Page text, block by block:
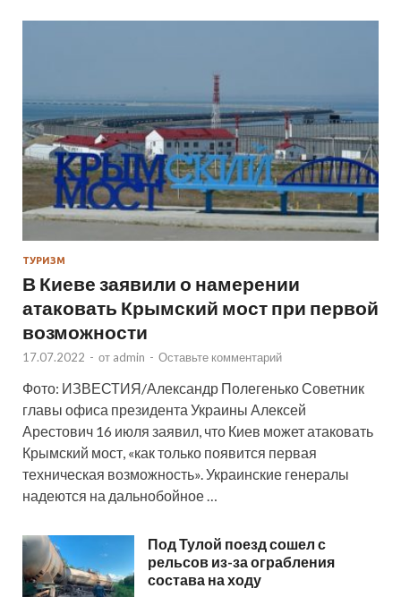
ТУРИЗМ
В Киеве заявили о намерении
атаковать Крымский мост при первой
возможности
17.07.2022 - от admin - Оставьте комментарий
Фото: ИЗВЕСТИЯ/Александр Полегенько Советник
главы офиса президента Украины Алексей
Арестович 16 июля заявил, что Киев может атаковать
Крымский мост, «как только появится первая
техническая возможность». Украинские генералы
надеются на дальнобойное …
Под Тулой поезд сошел с
рельсов из-за ограбления
состава на ходу